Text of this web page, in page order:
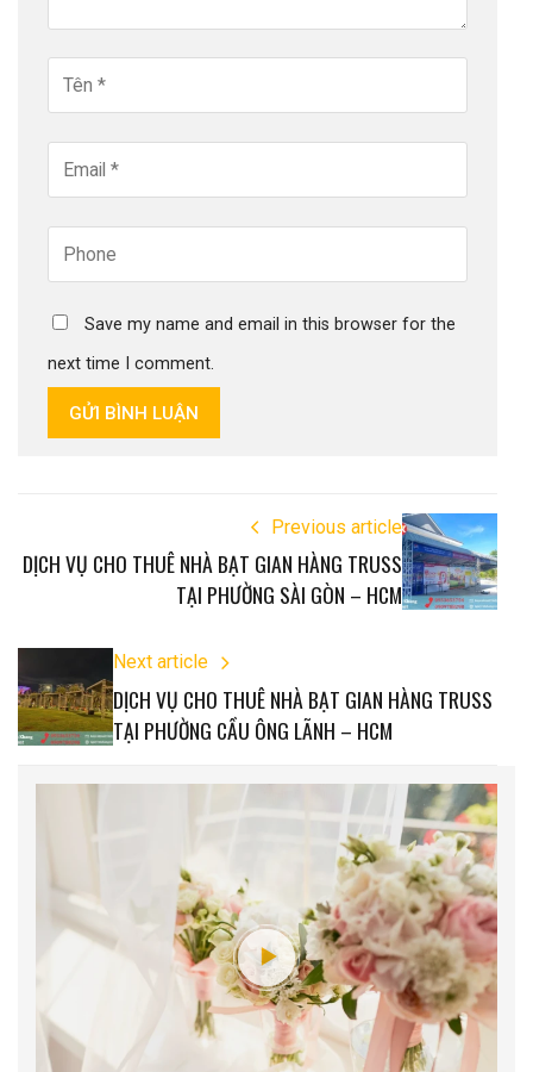
Save my name and email in this browser for the
next time I comment.
GỬI BÌNH LUẬN
Previous article
DỊCH VỤ CHO THUÊ NHÀ BẠT GIAN HÀNG TRUSS
TẠI PHƯỜNG SÀI GÒN – HCM
Next article
DỊCH VỤ CHO THUÊ NHÀ BẠT GIAN HÀNG TRUSS
TẠI PHƯỜNG CẦU ÔNG LÃNH – HCM